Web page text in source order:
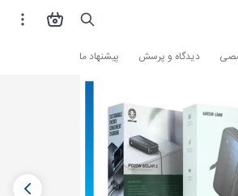
دیدگاه و پرسش پیشنهاد ما و قطعات موبایل پاوربانک پاوربانک گرین لاین